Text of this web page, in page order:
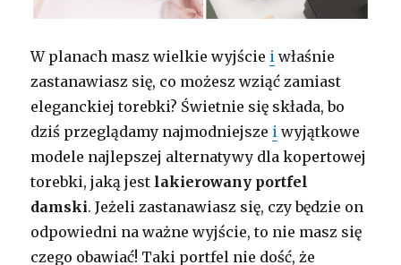
W planach masz wielkie wyjście i właśnie
zastanawiasz się, co możesz wziąć zamiast
eleganckiej torebki? Świetnie się składa, bo
dziś przeglądamy najmodniejsze i wyjątkowe
modele najlepszej alternatywy dla kopertowej
torebki, jaką jest lakierowany portfel
damski. Jeżeli zastanawiasz się, czy będzie on
odpowiedni na ważne wyjście, to nie masz się
czego obawiać! Taki portfel nie dość, że